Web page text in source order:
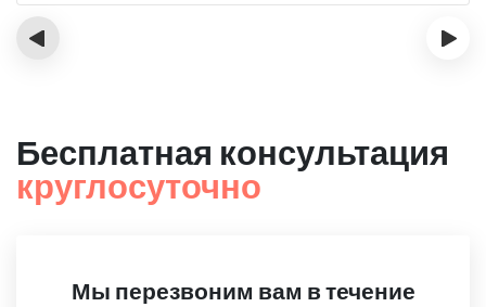
‹ ›
Бесплатная консультация
круглосуточно
Мы перезвоним вам в течение